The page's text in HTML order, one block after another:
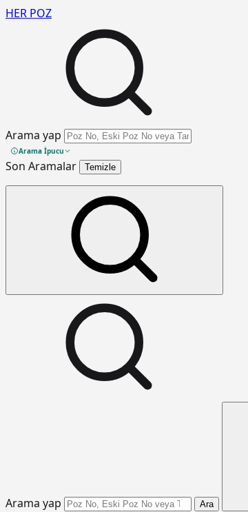
HER POZ
Arama yap
Arama İpucu
Son Aramalar Temizle
Arama yap Ara